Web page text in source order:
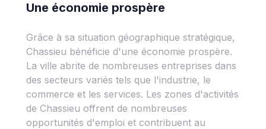
Une économie prospère
Grâce à sa situation géographique stratégique,
Chassieu bénéficie d'une économie prospère.
La ville abrite de nombreuses entreprises dans
des secteurs variés tels que l'industrie, le
commerce et les services. Les zones d'activités
de Chassieu offrent de nombreuses
opportunités d'emploi et contribuent au